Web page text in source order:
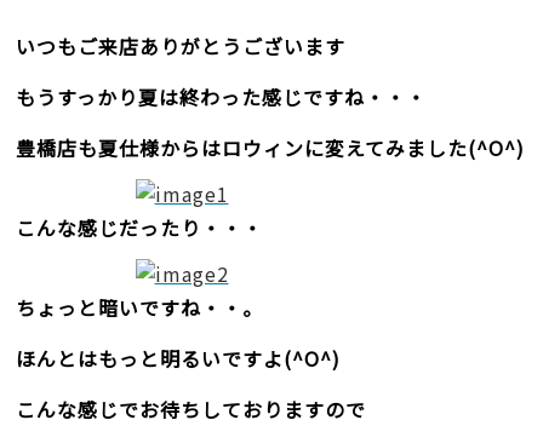
いつもご来店ありがとうございます
もうすっかり夏は終わった感じですね・・・
豊橋店も夏仕様からはロウィンに変えてみました(^O^)
こんな感じだったり・・・
ちょっと暗いですね・・。
ほんとはもっと明るいですよ(^O^)
こんな感じでお待ちしておりますので